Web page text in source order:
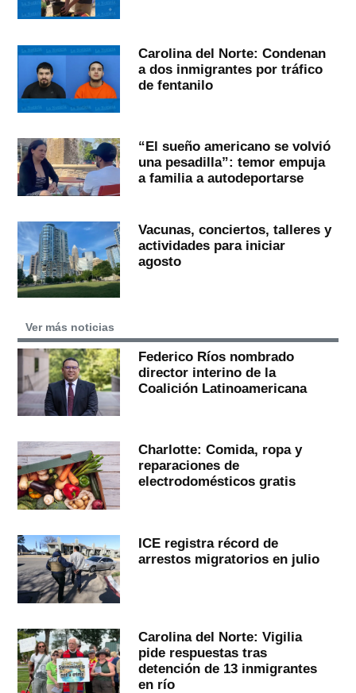
Carolina del Norte: Condenan
a dos inmigrantes por tráfico
de fentanilo
“El sueño americano se volvió
una pesadilla”: temor empuja
a familia a autodeportarse
Vacunas, conciertos, talleres y
actividades para iniciar
agosto
Ver más noticias
Federico Ríos nombrado
director interino de la
Coalición Latinoamericana
Charlotte: Comida, ropa y
reparaciones de
electrodomésticos gratis
ICE registra récord de
arrestos migratorios en julio
Carolina del Norte: Vigilia
pide respuestas tras
detención de 13 inmigrantes
en río